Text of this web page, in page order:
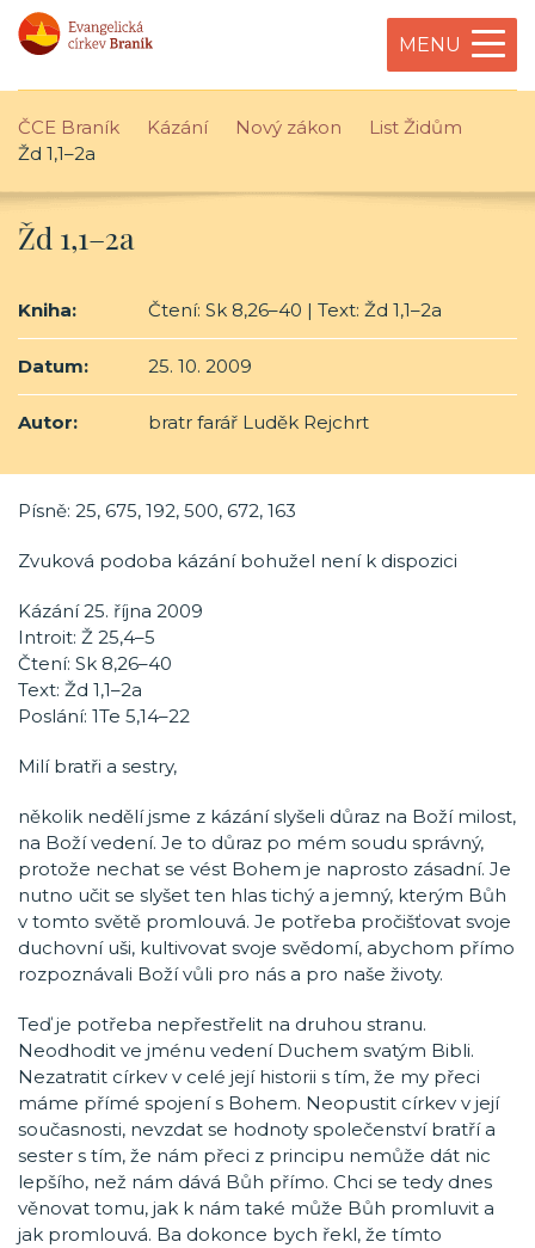
MENU
ČCE Braník Kázání Nový zákon
List Židům
Žd 1,1–2a
Žd 1,1–2a
Kniha: Čtení: Sk 8,26–40 | Text: Žd 1,1–2a
Datum: 25. 10. 2009
Autor: bratr farář Luděk Rejchrt
Písně: 25, 675, 192, 500, 672, 163
Zvuková podoba kázání bohužel není k dispozici
Kázání 25. října 2009
Introit: Ž 25,4–5
Čtení: Sk 8,26–40
Text: Žd 1,1–2a
Poslání: 1Te 5,14–22
Milí bratři a sestry,
několik nedělí jsme z kázání slyšeli důraz na Boží milost,
na Boží vedení. Je to důraz po mém soudu správný,
protože nechat se vést Bohem je naprosto zásadní. Je
nutno učit se slyšet ten hlas tichý a jemný, kterým Bůh
v tomto světě promlouvá. Je potřeba pročišťovat svoje
duchovní uši, kultivovat svoje svědomí, abychom přímo
rozpoznávali Boží vůli pro nás a pro naše životy.
Teď je potřeba nepřestřelit na druhou stranu.
Neodhodit ve jménu vedení Duchem svatým Bibli.
Nezatratit církev v celé její historii s tím, že my přeci
máme přímé spojení s Bohem. Neopustit církev v její
současnosti, nevzdat se hodnoty společenství bratří a
sester s tím, že nám přeci z principu nemůže dát nic
lepšího, než nám dává Bůh přímo. Chci se tedy dnes
věnovat tomu, jak k nám také může Bůh promluvit a
jak promlouvá. Ba dokonce bych řekl, že tímto